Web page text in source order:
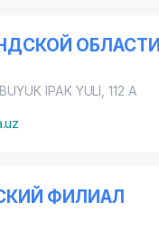
ОБЛАСТИ
IPAK YULI , 112 A
ФИЛИАЛ